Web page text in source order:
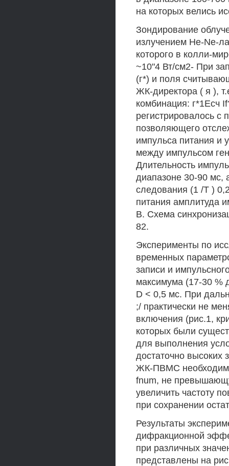
на которых велись
Зондирование
излучением He-Ne-
которого в колли-
~10"4 Вт/см2- При
(г*) и поля
ЖК-директора ( я ),
комбинация: г*1Есч
регистрировалось
позволяющего
импульса питания и
между импульсом
Длительность
диапазоне 30-90 мс,
следования (1 /Т )
питания амплитуда
В. Схема
82.
Эксперименты по
временных
записи и
максимума (17-30 %
D < 0,5 мс. При
;/ практически не
включения (рис.1,
которых были
для выполнения
достаточно высоких
ЖК-ПВМС
fnum, не
увеличить частоту
при сохранении
Результаты
дифракционной
при различных
представлены на